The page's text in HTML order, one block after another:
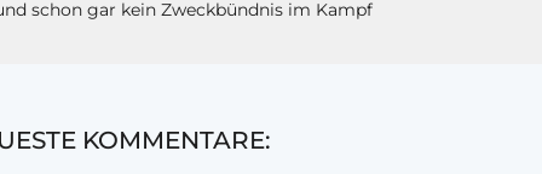
schon gar kein Zweckbündnis im Kampf
KOMMENTARE: